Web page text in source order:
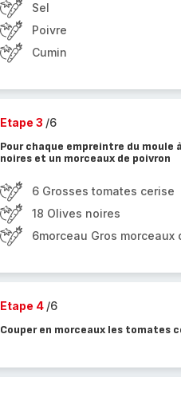
Sel
Poivre
Cumin
Etape 3 /6
Pour chaque empreintre du
noires et un morceaux de poivron
6 Grosses tomates cerise
18 Olives noires
6morceau Gros morceaux
Etape 4 /6
Couper en morceaux les tomates